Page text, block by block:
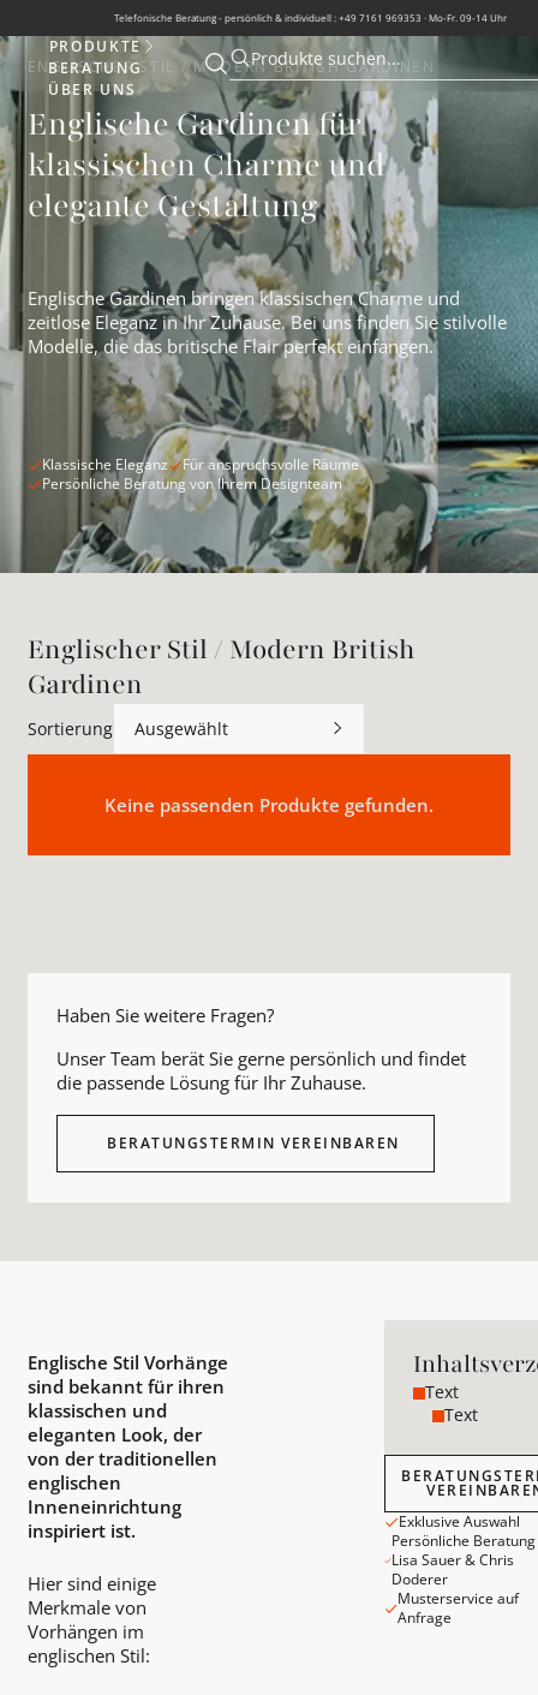
Telefonische Beratung - persönlich & individuell : +49 7161 969353 · Mo-Fr. 09-14 Uhr
Produkte
PRODUKTE
BERATUNG
ÜBER UNS
Suche öffnen
Suche öffnen
Produkte suchen...
ENGLISCHER STIL / MODERN BRITISH GARDINEN
Englische Gardinen für
klassischen Charme und
elegante Gestaltung
Englische Gardinen bringen klassischen Charme und
zeitlose Eleganz in Ihr Zuhause. Bei uns finden Sie stilvolle
Modelle, die das britische Flair perfekt einfangen.
Klassische Eleganz
Für anspruchsvolle Räume
Persönliche Beratung von Ihrem Designteam
Englischer Stil / Modern British
Gardinen
Sortierung Ausgewählt
Keine passenden Produkte gefunden.
Haben Sie weitere Fragen?
Unser Team berät Sie gerne persönlich und findet
die passende Lösung für Ihr Zuhause.
BERATUNGSTERMIN VEREINBAREN
Englische Stil Vorhänge
sind bekannt für ihren
klassischen und
eleganten Look, der
von der traditionellen
englischen
Inneneinrichtung
inspiriert ist.
Hier sind einige
Merkmale von
Vorhängen im
englischen Stil:
Text
Text
Beratungstermin
Exklusive Auswahl
Persönliche
Lisa Sauer & Chris
Doderer
Musterservice auf
Anfrage